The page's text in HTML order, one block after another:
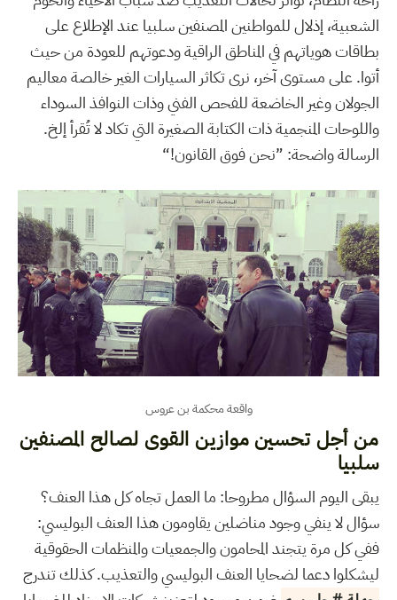
الشعبية، إذلال للمواطنين المصنفين سلبيا عند الإطلاع على
بطاقات هوياتهم في المناطق الراقية ودعوتهم للعودة من حيث
أتوا. على مستوى آخر، نرى تكاثر السيارات الغير خالصة معاليم
الجولان وغير الخاضعة للفحص الفني وذات النوافذ السوداء
واللوحات المنجمية ذات الكتابة الصغيرة التي تكاد لا تُقرأ إلخ.
الرسالة واضحة: ”نحن فوق القانون!“
واقعة محكمة بن عروس
من أجل تحسين موازين القوى لصالح المصنفين
سلبيا
يبقى اليوم السؤال مطروحا: ما العمل تجاه كل هذا العنف؟
سؤال لا ينفي وجود مناضلين يقاومون هذا العنف البوليسي:
ففي كل مرة يتجند المحامون والجمعيات والمنظمات الحقوقية
ليشكلوا دعما لضحايا العنف البوليسي والتعذيب. كذلك تندرج